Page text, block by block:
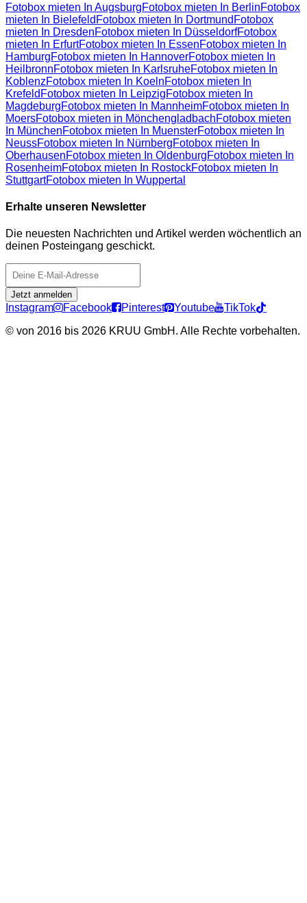
Fotobox mieten In AugsburgFotobox mieten In BerlinFotobox
mieten In Bielefeld Fotobox mieten In Dortmund Fotobox
mieten In DresdenFotobox mieten In DüsseldorfFotobox
mieten In ErfurtFotobox mieten In EssenFotobox mieten In
HamburgFotobox mieten In HannoverFotobox mieten In
HeilbronnFotobox mieten In KarlsruheFotobox mieten In
KoblenzFotobox mieten In KoelnFotobox mieten In
Krefeld Fotobox mieten In LeipzigFotobox mieten In
MagdeburgFotobox mieten In MannheimFotobox mieten In
MoersFotobox mieten in MönchengladbachFotobox mieten
In MünchenFotobox mieten In MuensterFotobox mieten In
NeussFotobox mieten In NürnbergFotobox mieten In
OberhausenFotobox mieten In OldenburgFotobox mieten In
RosenheimFotobox mieten In RostockFotobox mieten In
StuttgartFotobox mieten In Wuppertal
Erhalte unseren Newsletter
Die neuesten Nachrichten und Artikel werden wöchentlich an
deinen Posteingang geschickt.
Jetzt anmelden
Instagram Facebook Pinterest Youtube
TikTok
© von 2016 bis 2026 KRUU GmbH. Alle Rechte vorbehalten.